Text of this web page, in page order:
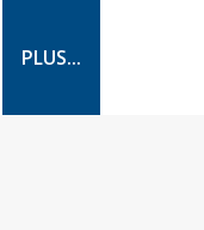
PLUS...